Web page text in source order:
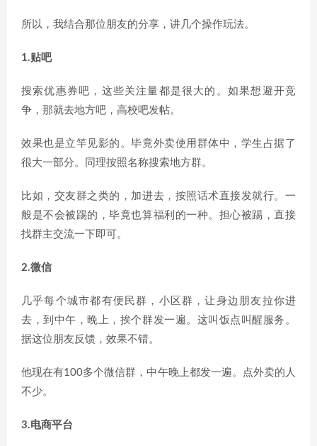
所以，我结合那位朋友的分享，讲几个操作玩法。
1.贴吧
搜索优惠券吧，这些关注量都是很大的。如果想避开竞
争，那就去地方吧，高校吧发帖。
效果也是立竿见影的。毕竟外卖使用群体中，学生占据了
很大一部分。同理按照名称搜索地方群。
比如，交友群之类的，加进去，按照话术直接发就行。一
般是不会被踢的，毕竟也算福利的一种。担心被踢，直接
找群主交流一下即可。
2.微信
几乎每个城市都有便民群，小区群，让身边朋友拉你进
去，到中午，晚上，挨个群发一遍。这叫饭点叫醒服务。
据这位朋友反馈，效果不错。
他现在有100多个微信群，中午晚上都发一遍。点外卖的人
不少。
3.电商平台